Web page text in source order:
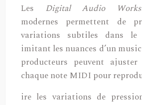
Les Digital Audio
modernes permettent de
variations subtiles dans
imitant les nuances d’un
producteurs peuvent
chaque note MIDI pour
ire les variations de